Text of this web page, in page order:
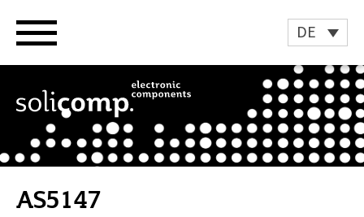
DE
Inhalt
AS5147